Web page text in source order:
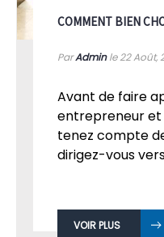
COMMENT BIEN
ParAdminle 22Août,
Avant de faire
entrepreneur et
tenez compte
dirigez-vous
VOIR PLUS